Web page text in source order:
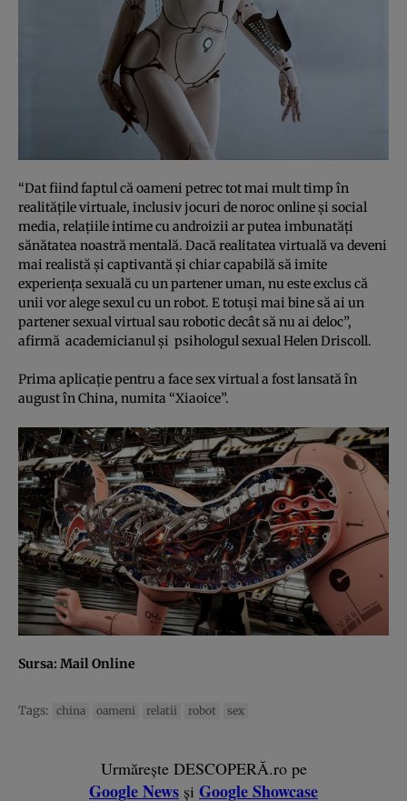
“Dat fiind faptul că oameni petrec tot mai mult timp în
realităţile virtuale, inclusiv jocuri de noroc online şi social
media, relaţiile intime cu androizii ar putea imbunatăţi
sănătatea noastră mentală. Dacă realitatea virtuală va deveni
mai realistă şi captivantă şi chiar capabilă să imite
experienţa sexuală cu un partener uman, nu este exclus că
unii vor alege sexul cu un robot. E totuşi mai bine să ai un
partener sexual virtual sau robotic decât să nu ai deloc”,
afirmă academicianul şi psihologul sexual Helen Driscoll.
Prima aplicaţie pentru a face sex virtual a fost lansată în
august în China, numita “Xiaoice”.
Sursa: Mail Online
Tags: china oameni relatii robot sex
Urmărește DESCOPERĂ.ro pe
Google News și Google Showcase